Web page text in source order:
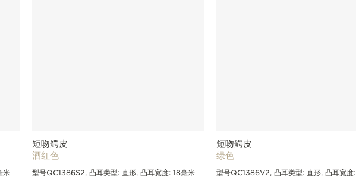
米
短吻鳄皮
酒红色
型号QC1386S2, 凸耳类型: 直形, 凸耳宽度: 18毫米
短吻鳄皮
绿色
型号QC1386V2, 凸耳类型: 直形, 凸耳宽度